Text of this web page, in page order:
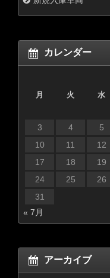
カレンダー
月 火 水
3
4 5
10
11 12
17
18 19
24
25 26
31
« 7月
アーカイブ